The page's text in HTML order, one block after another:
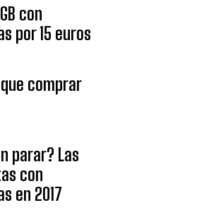
con
por 15 euros
comprar
parar? Las
con
en 2017